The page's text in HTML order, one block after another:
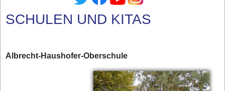
SCHULEN UND KITAS
Albrecht-Haushofer-Oberschule